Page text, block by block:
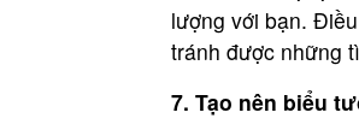
lượng với bạn.
tránh được những
7. Tạo nên biểu